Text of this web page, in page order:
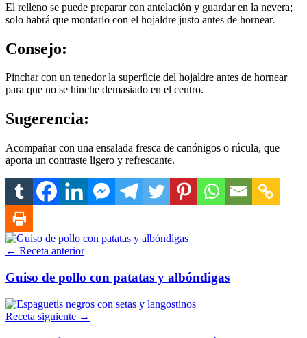
El relleno se puede preparar con antelación y guardar en la nevera;
solo habrá que montarlo con el hojaldre justo antes de hornear.
Consejo:
Pinchar con un tenedor la superficie del hojaldre antes de hornear
para que no se hinche demasiado en el centro.
Sugerencia:
Acompañar con una ensalada fresca de canónigos o rúcula, que
aporta un contraste ligero y refrescante.
← Receta anterior
Guiso de pollo con patatas y albóndigas
Receta siguiente →